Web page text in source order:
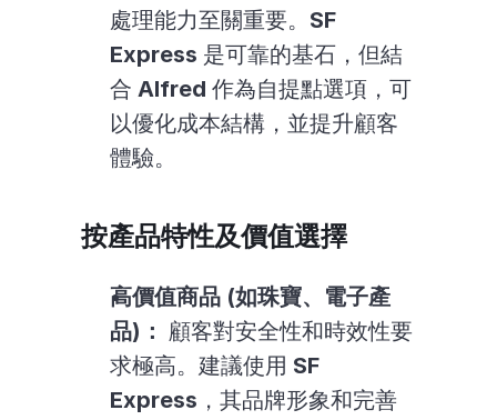
處理能力至關重要。 SF
Express 是可靠的基石，但結
合 Alfred 作為自提點選項，可
以優化成本結構，並提升顧客
體驗。
按產品特性及價值選擇
高價值商品 (如珠寶、電子產
品)： 顧客對安全性和時效性要
求極高。建議使用 SF
Express ，其品牌形象和完善